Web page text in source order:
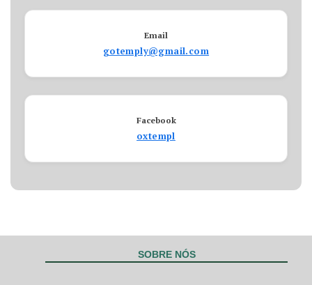
Email
gotemply@gmail.com
Facebook
oxtempl
SOBRE NÓS